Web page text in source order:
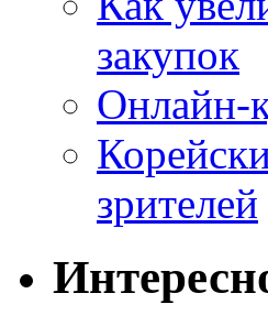
закупок
Онлайн-
зрителей